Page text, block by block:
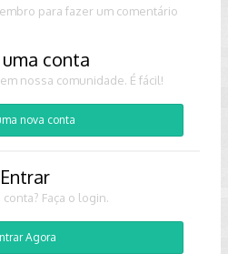
para fazer um comentário
uma conta
nossa comunidade. É fácil!
nova conta
Entrar
conta? Faça o login.
Agora